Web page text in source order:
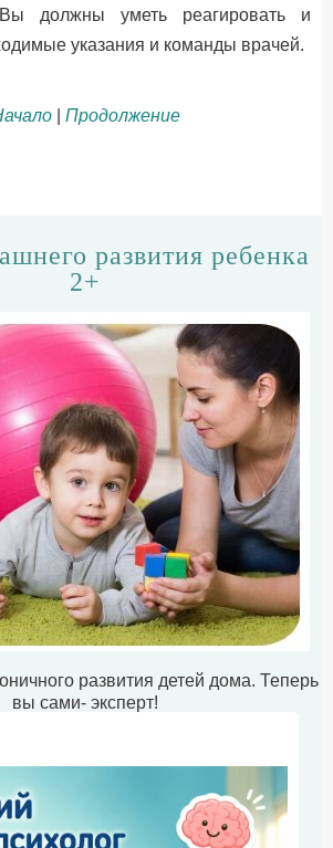
Вы должны уметь реагировать и
указания и команды врачей.
| Продолжение
развития ребенка
2+
развития детей дома. Теперь
вы сами- эксперт!